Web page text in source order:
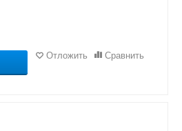
Отложить Сравнить